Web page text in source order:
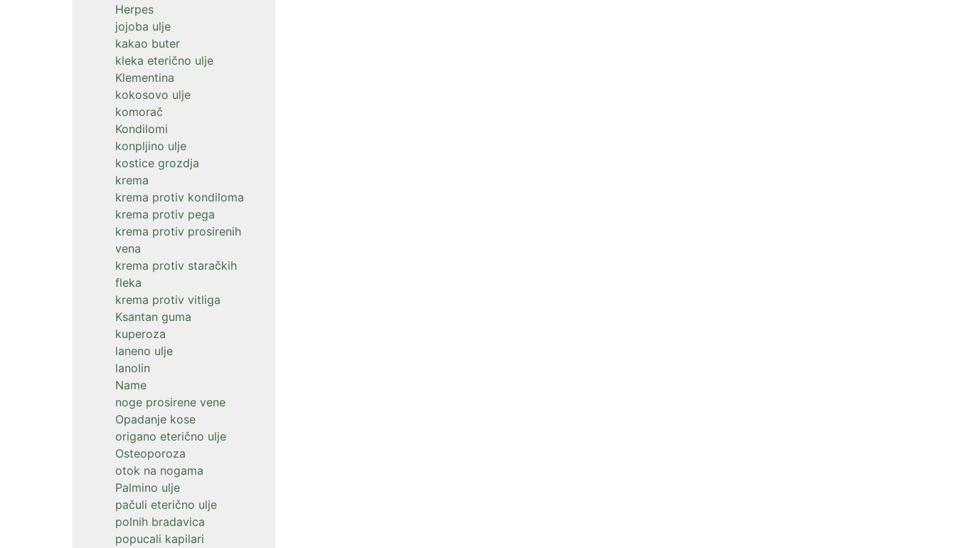
Herpes
jojoba ulje
kakao buter
kleka eterično ulje
Klementina
kokosovo ulje
komorač
Kondilomi
konpljino ulje
kostice grozdja
krema
krema protiv kondiloma
krema protiv pega
krema protiv prosirenih
vena
krema protiv staračkih
fleka
krema protiv vitliga
Ksantan guma
kuperoza
laneno ulje
lanolin
Name
noge prosirene vene
Opadanje kose
origano eterično ulje
Osteoporoza
otok na nogama
Palmino ulje
pačuli eterično ulje
polnih bradavica
popucali kapilari